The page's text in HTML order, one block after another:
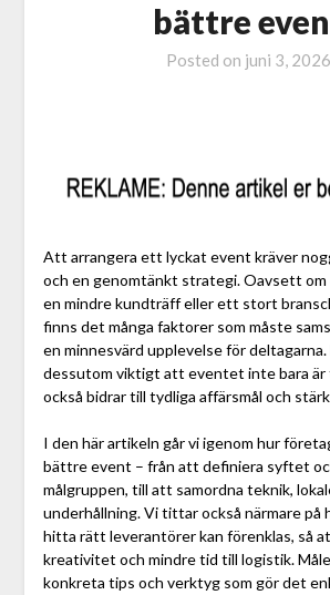
bättre
Posted on juni 3, 2026
Att arrangera ett lyckat event kräver
och en genomtänkt strategi. Oavsett om
en mindre kundträff eller ett stort
finns det många faktorer som måste
en minnesvärd upplevelse för
dessutom viktigt att eventet inte bara
också bidrar till tydliga affärsmål och
I den här artikeln går vi igenom hur
bättre event – från att definiera syftet
målgruppen, till att samordna teknik,
underhållning. Vi tittar också närmare på
hitta rätt leverantörer kan förenklas, så
kreativitet och mindre tid till logistik.
konkreta tips och verktyg som gör det